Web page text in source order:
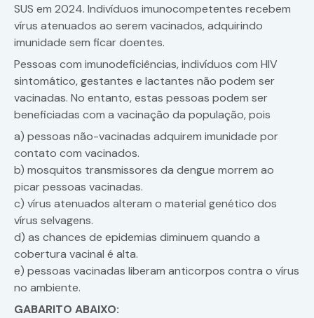
SUS em 2024. Indivíduos imunocompetentes recebem
vírus atenuados ao serem vacinados, adquirindo
imunidade sem ficar doentes.
Pessoas com imunodeficiências, indivíduos com HIV
sintomático, gestantes e lactantes não podem ser
vacinadas. No entanto, estas pessoas podem ser
beneficiadas com a vacinação da população, pois
a) pessoas não-vacinadas adquirem imunidade por
contato com vacinados.
b) mosquitos transmissores da dengue morrem ao
picar pessoas vacinadas.
c) vírus atenuados alteram o material genético dos
vírus selvagens.
d) as chances de epidemias diminuem quando a
cobertura vacinal é alta.
e) pessoas vacinadas liberam anticorpos contra o vírus
no ambiente.
GABARITO ABAIXO: